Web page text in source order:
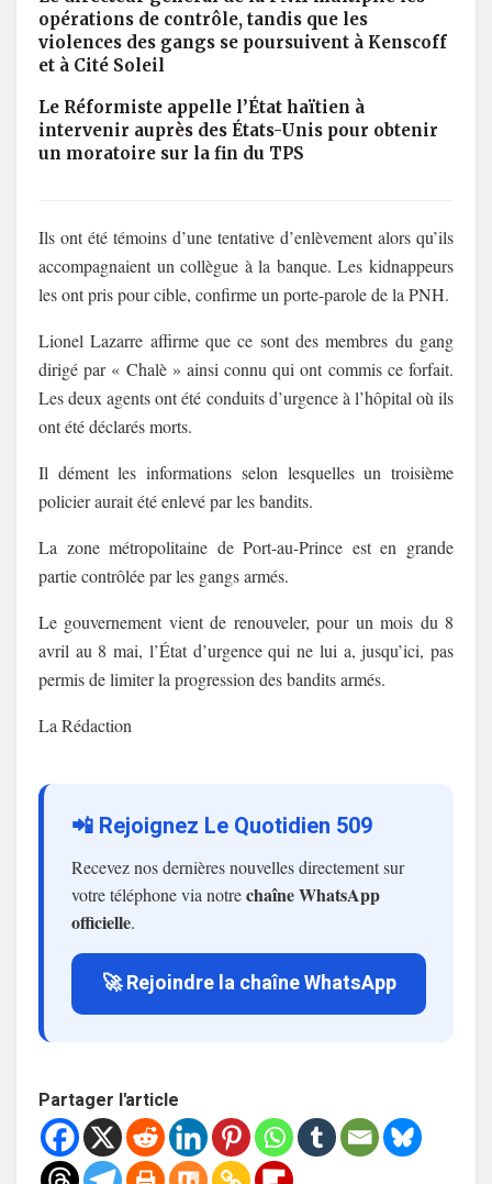
opérations de contrôle, tandis que les
violences des gangs se poursuivent à Kenscoff
et à Cité Soleil
Le Réformiste appelle l’État haïtien à
intervenir auprès des États-Unis pour obtenir
un moratoire sur la fin du TPS
Ils ont été témoins d’une tentative d’enlèvement alors qu’ils
accompagnaient un collègue à la banque. Les kidnappeurs
les ont pris pour cible, confirme un porte-parole de la PNH.
Lionel Lazarre affirme que ce sont des membres du gang
dirigé par « Chalè » ainsi connu qui ont commis ce forfait.
Les deux agents ont été conduits d’urgence à l’hôpital où ils
ont été déclarés morts.
Il dément les informations selon lesquelles un troisième
policier aurait été enlevé par les bandits.
La zone métropolitaine de Port-au-Prince est en grande
partie contrôlée par les gangs armés.
Le gouvernement vient de renouveler, pour un mois du 8
avril au 8 mai, l’État d’urgence qui ne lui a, jusqu’ici, pas
permis de limiter la progression des bandits armés.
La Rédaction
📲 Rejoignez Le Quotidien 509
Recevez nos dernières nouvelles directement sur
votre téléphone via notrechaîne WhatsApp
officielle.
🚀 Rejoindre la chaîne WhatsApp
Partager l'article